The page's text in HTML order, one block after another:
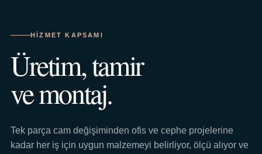
HIZMET KAPSAMI
Üretim, tamir
ve montaj.
Tek parça cam değişiminden ofis ve cephe projelerine
kadar her iş için uygun malzemeyi belirliyor, ölçü alıyor ve